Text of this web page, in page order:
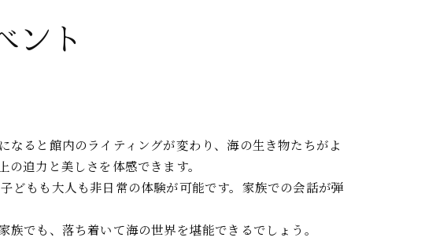
ント
ると館内のライティングが変わり、海の生き物たちがよ
迫力と美しさを体感できます。
どもも大人も非日常の体験が可能です。家族での会話が弾
でも、落ち着いて海の世界を堪能できるでしょう。